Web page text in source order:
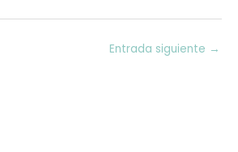
Entrada siguiente →